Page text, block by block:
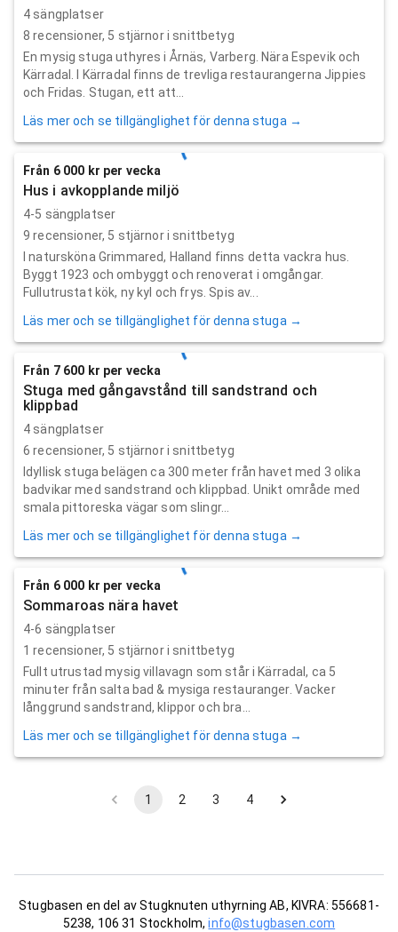
4 sängplatser
8 recensioner, 5 stjärnor i snittbetyg
En mysig stuga uthyres i Årnäs, Varberg. Nära Espevik och
Kärradal. I Kärradal finns de trevliga restaurangerna Jippies
och Fridas. Stugan, ett att...
Läs mer och se tillgänglighet för denna stuga →
Från 6 000 kr per vecka
Hus i avkopplande miljö
4-5 sängplatser
9 recensioner, 5 stjärnor i snittbetyg
I natursköna Grimmared, Halland finns detta vackra hus.
Byggt 1923 och ombyggt och renoverat i omgångar.
Fullutrustat kök, ny kyl och frys. Spis av...
Läs mer och se tillgänglighet för denna stuga →
Från 7 600 kr per vecka
Stuga med gångavstånd till sandstrand och
klippbad
4 sängplatser
6 recensioner, 5 stjärnor i snittbetyg
Idyllisk stuga belägen ca 300 meter från havet med 3 olika
badvikar med sandstrand och klippbad. Unikt område med
smala pittoreska vägar som slingr...
Läs mer och se tillgänglighet för denna stuga →
Från 6 000 kr per vecka
Sommaroas nära havet
4-6 sängplatser
1 recensioner, 5 stjärnor i snittbetyg
Fullt utrustad mysig villavagn som står i Kärradal, ca 5
minuter från salta bad & mysiga restauranger. Vacker
långgrund sandstrand, klippor och bra...
Läs mer och se tillgänglighet för denna stuga →
1 2 3 4
Stugbasen en del av Stugknuten uthyrning AB, KIVRA: 556681-
5238, 106 31 Stockholm,info@stugbasen.com